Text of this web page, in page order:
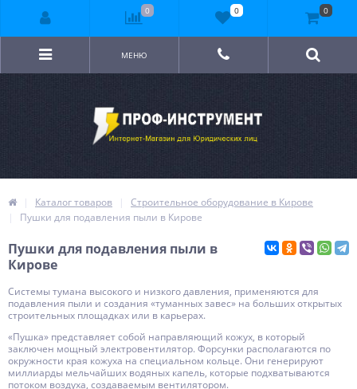
МЕНЮ
Каталог товаров
Строительное оборудование в Кирове
Пушки для подавления пыли в Кирове
Пушки для подавления пыли в
Кирове
Системы тумана высокого и низкого давления, применяются для
подавления пыли и создания «туманных завес» на больших открытых
строительных площадках или в карьерах.
«Пушка» представляет собой направляющий кожух, в который
заключен мощный электровентилятор. Форсунки располагаются по
окружности края кожуха на специальном кольце. Они генерируют
миллиарды мельчайших водяных капель, которые подхватываются
потоком воздуха, создаваемым вентилятором.
0 0 0